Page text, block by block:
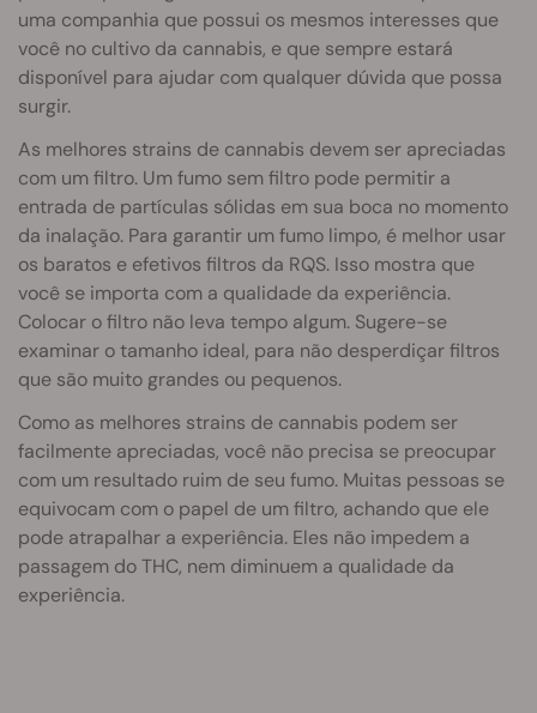
uma companhia que possui os mesmos interesses que
você no cultivo da cannabis, e que sempre estará
disponível para ajudar com qualquer dúvida que possa
surgir.
As melhores strains de cannabis devem ser apreciadas
com um filtro. Um fumo sem filtro pode permitir a
entrada de partículas sólidas em sua boca no momento
da inalação. Para garantir um fumo limpo, é melhor usar
os baratos e efetivos filtros da RQS. Isso mostra que
você se importa com a qualidade da experiência.
Colocar o filtro não leva tempo algum. Sugere-se
examinar o tamanho ideal, para não desperdiçar filtros
que são muito grandes ou pequenos.
Como as melhores strains de cannabis podem ser
facilmente apreciadas, você não precisa se preocupar
com um resultado ruim de seu fumo. Muitas pessoas se
equivocam com o papel de um filtro, achando que ele
pode atrapalhar a experiência. Eles não impedem a
passagem do THC, nem diminuem a qualidade da
experiência.